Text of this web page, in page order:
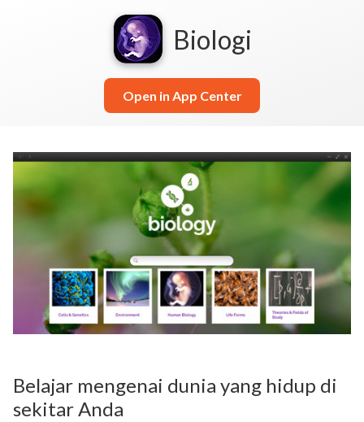
Biologi
Open in App Center
Belajar mengenai dunia yang hidup di
sekitar Anda